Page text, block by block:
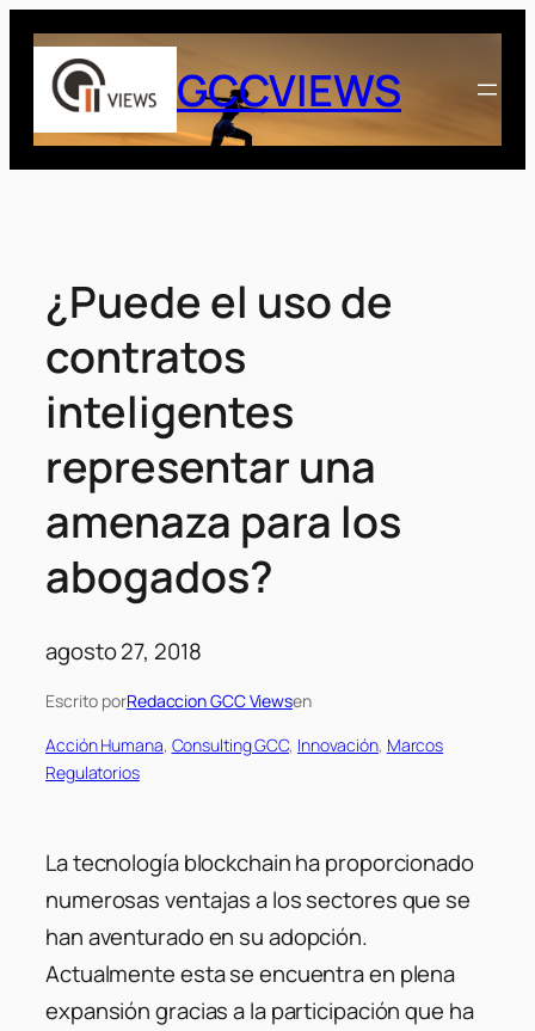
Saltar
contenido
GCCVIEWS
¿Puede el uso de
contratos
inteligentes
representar una
amenaza para los
abogados?
agosto 27, 2018
Escrito porRedaccion GCC Viewsen
Acción Humana, Consulting GCC, Innovación, Marcos
Regulatorios
La tecnología blockchain ha proporcionado
numerosas ventajas a los sectores que se
han aventurado en su adopción.
Actualmente esta se encuentra en plena
expansión gracias a la participación que ha